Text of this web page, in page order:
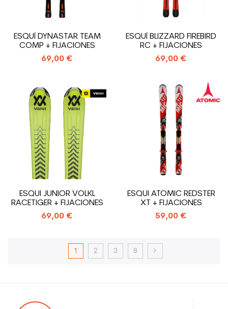
ESQUÍ DYNASTAR TEAM
COMP + FIJACIONES
69,00 €
ESQUÍ BLIZZARD FIREBIRD
RC + FIJACIONES
69,00 €
ESQUI JUNIOR VOLKL
RACETIGER + FIJACIONES
69,00 €
ESQUI ATOMIC REDSTER
XT + FIJACIONES
59,00 €
1 2 3 8